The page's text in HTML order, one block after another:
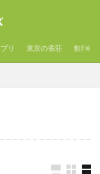
リ 東京の雀荘 無料麻